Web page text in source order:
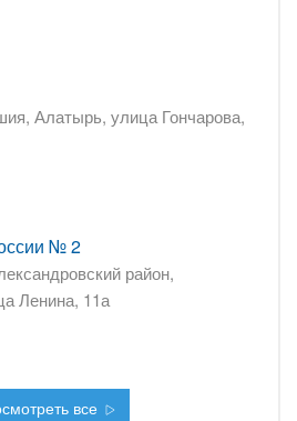
Алатырь, улица Гончарова,
№ 2
район,
Ленина, 11а
все